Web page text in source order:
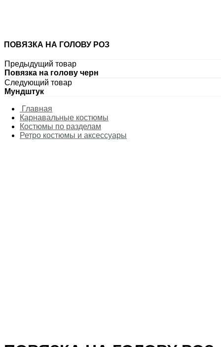
Парики
Головные уборы
ПОВЯЗКА НА ГОЛОВУ РОЗ
Предыдущий товар
Повязка на голову черн
Следующий товар
Мундштук
Главная
Карнавальные костюмы
Костюмы по разделам
Ретро костюмы и аксессуары